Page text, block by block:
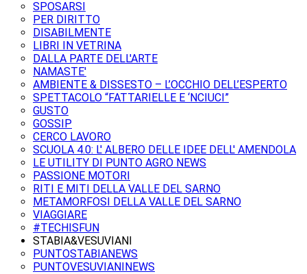
SPOSARSI
PER DIRITTO
DISABILMENTE
LIBRI IN VETRINA
DALLA PARTE DELL'ARTE
NAMASTE'
AMBIENTE & DISSESTO – L’OCCHIO DELL’ESPERTO
SPETTACOLO “FATTARIELLE E ‘NCIUCI”
GUSTO
GOSSIP
CERCO LAVORO
SCUOLA 4.0: L' ALBERO DELLE IDEE DELL' AMENDOLA
LE UTILITY DI PUNTO AGRO NEWS
PASSIONE MOTORI
RITI E MITI DELLA VALLE DEL SARNO
METAMORFOSI DELLA VALLE DEL SARNO
VIAGGIARE
#TECHISFUN
STABIA&VESUVIANI
PUNTOSTABIANEWS
PUNTOVESUVIANINEWS